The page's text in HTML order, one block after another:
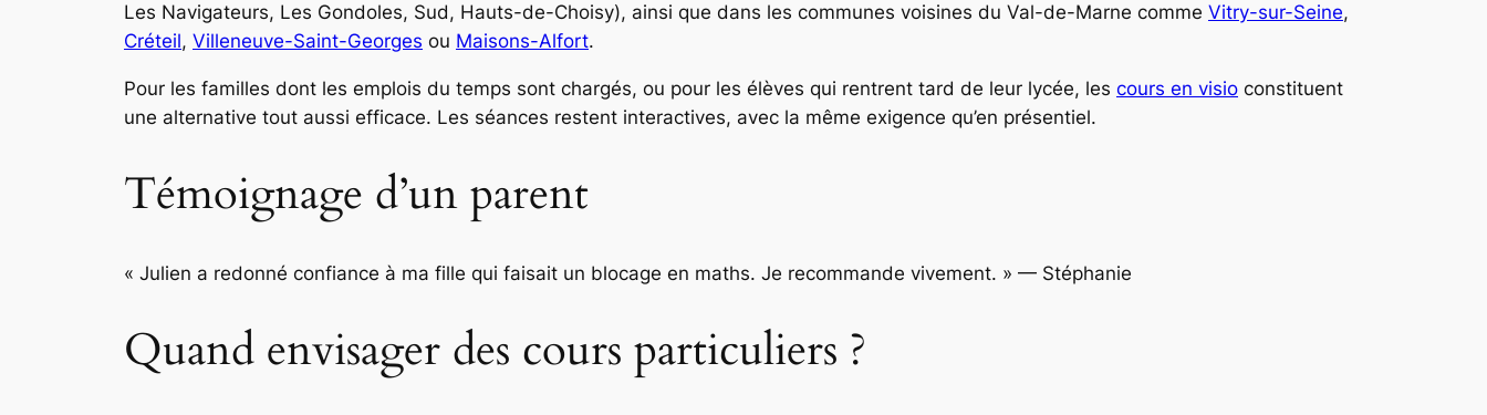
Les Navigateurs, Les Gondoles, Sud, Hauts-de-Choisy), ainsi que dans les communes voisines du Val-de-Marne comme Vitry-sur-Seine,
Créteil, Villeneuve-Saint-Georges ou Maisons-Alfort.
Pour les familles dont les emplois du temps sont chargés, ou pour les élèves qui rentrent tard de leur lycée, les cours en visio constituent
une alternative tout aussi efficace. Les séances restent interactives, avec la même exigence qu’en présentiel.
Témoignage d’un parent
« Julien a redonné confiance à ma fille qui faisait un blocage en maths. Je recommande vivement. » — Stéphanie
Quand envisager des cours particuliers ?